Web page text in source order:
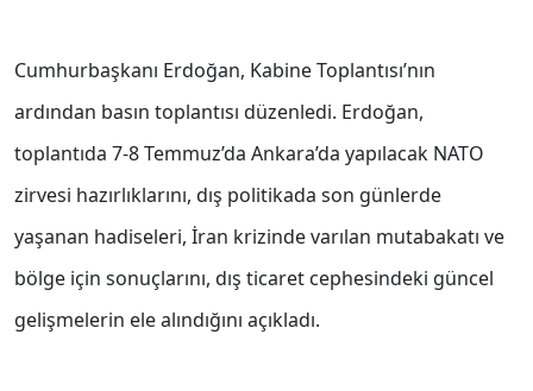
Cumhurbaşkanı Erdoğan, Kabine Toplantısı’nın
ardından basın toplantısı düzenledi. Erdoğan,
toplantıda 7-8 Temmuz’da Ankara’da yapılacak NATO
zirvesi hazırlıklarını, dış politikada son günlerde
yaşanan hadiseleri, İran krizinde varılan mutabakatı ve
bölge için sonuçlarını, dış ticaret cephesindeki güncel
gelişmelerin ele alındığını açıkladı.